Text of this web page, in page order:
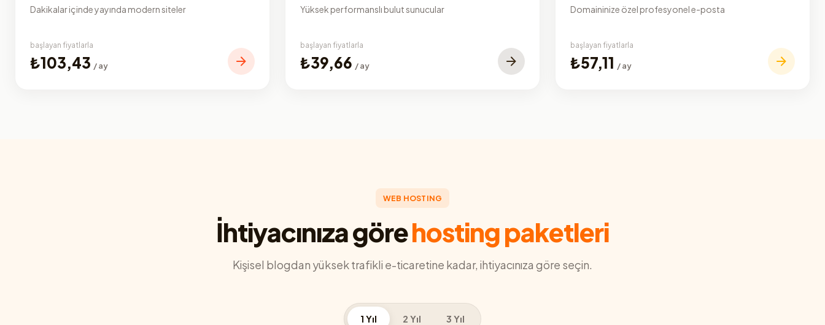
Dakikalar içinde yayında modern siteler
başlayan fiyatlarla
₺103,43 / ay
Yüksek performanslı bulut sunucular
başlayan fiyatlarla
₺39,66 / ay
Domaininize özel profesyonel e-posta
başlayan fiyatlarla
₺57,11 / ay
WEB HOSTING
İhtiyacınıza görehosting paketleri
Kişisel blogdan yüksek trafikli e-ticaretine kadar, ihtiyacınıza göre seçin.
1 Yıl 2 Yıl 3 Yıl